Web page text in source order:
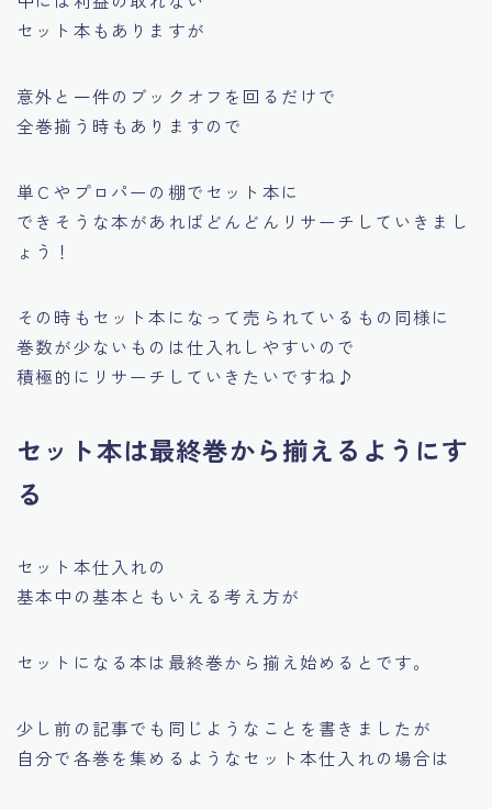
セット本もありますが
意外と一件のブックオフを回るだけで
全巻揃う時もありますので
単Ｃやプロパーの棚でセット本に
できそうな本があればどんどんリサーチしていきまし
ょう！
その時もセット本になって売られているもの同様に
巻数が少ないものは仕入れしやすいので
積極的にリサーチしていきたいですね♪
セット本は最終巻から揃えるようにす
る
セット本仕入れの
基本中の基本 ともいえる考え方が
セットになる本は最終巻から揃え始めるとです。
少し前の記事でも同じようなことを書きましたが
自分で各巻を集めるようなセット本仕入れの場合は